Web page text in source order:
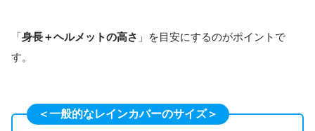
「身長＋ヘルメットの高さ 」を目安にするのがポイントで
す。
＜一般的なレインカバーのサイズ＞